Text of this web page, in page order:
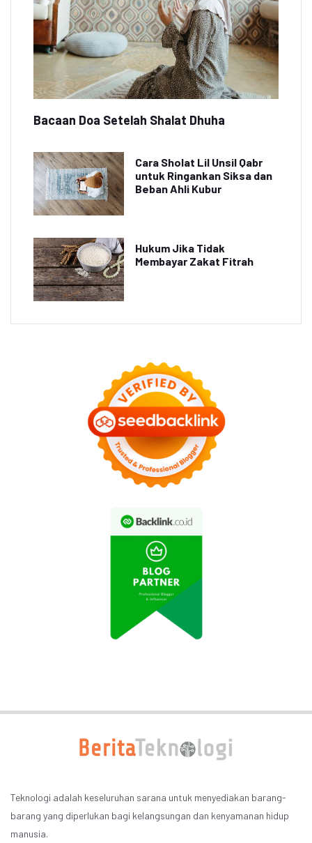
Bacaan Doa Setelah Shalat Dhuha
Cara Sholat Lil Unsil Qabr
untuk Ringankan Siksa dan
Beban Ahli Kubur
Hukum Jika Tidak
Membayar Zakat Fitrah
Teknologi adalah keseluruhan sarana untuk menyediakan barang-
barang yang diperlukan bagi kelangsungan dan kenyamanan hidup
manusia.